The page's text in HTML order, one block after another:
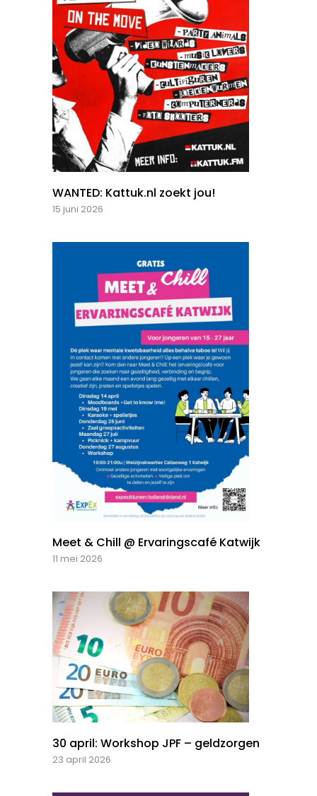
WANTED: Kattuk.nl zoekt jou!
15 juni 2026
Meet & Chill @ Ervaringscafé Katwijk
11 mei 2026
30 april: Workshop JPF – geldzorgen
23 april 2026